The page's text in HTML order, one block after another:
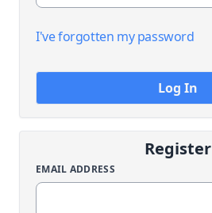
I've forgotten my password
Log In
Register
EMAIL ADDRESS